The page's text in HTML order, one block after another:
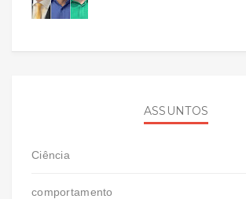
ASSUNTOS
Ciência
comportamento